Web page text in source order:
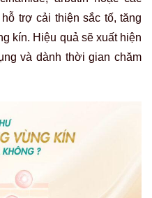
trợ cải thiện sắc tố, tăng
kín. Hiệu quả sẽ xuất hiện
và dành thời gian chăm